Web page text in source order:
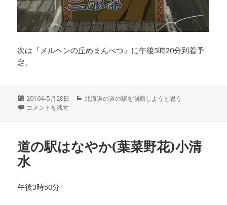
次は『メルヘンの丘めまんべつ』に午後5時20分到着予
定。
投
稿
2016年5月28日
カ
北海道の道の駅を制覇しようと思う
道の駅流氷街道網走 に
コメントを残す
道の駅はなやか(葉菜野花)小清
水
午後3時50分